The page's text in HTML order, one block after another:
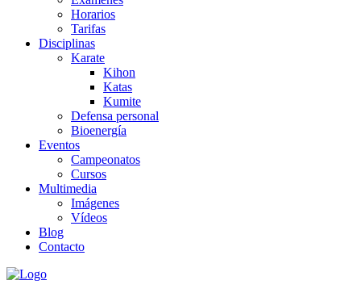
Horarios
Tarifas
Disciplinas
Karate
Kihon
Katas
Kumite
Defensa personal
Bioenergía
Eventos
Campeonatos
Cursos
Multimedia
Imágenes
Vídeos
Blog
Contacto